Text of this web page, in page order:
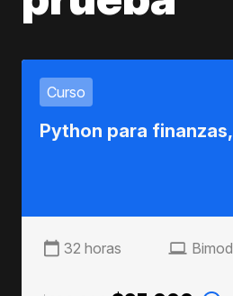
Curso
Python para
32 horas